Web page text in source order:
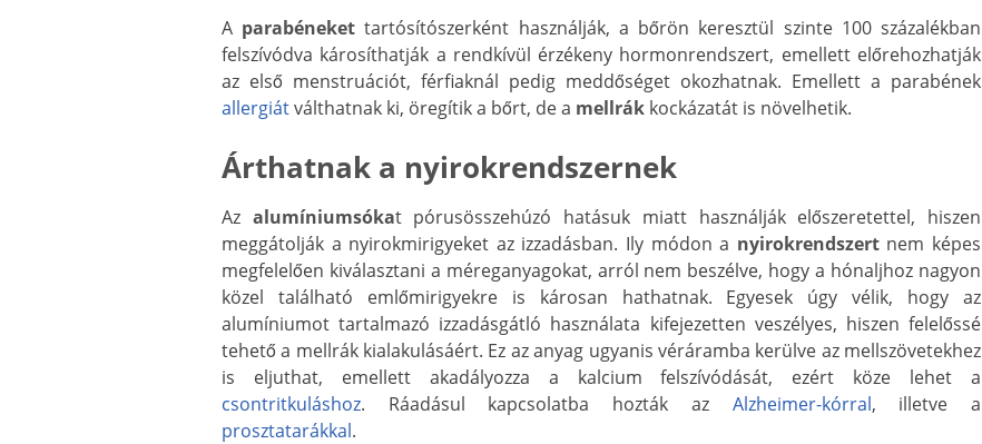
A parabéneket tartósítószerként használják, a bőrön keresztül szinte 100 százalékban
felszívódva károsíthatják a rendkívül érzékeny hormonrendszert, emellett előrehozhatják
az első menstruációt, férfiaknál pedig meddőséget okozhatnak. Emellett a parabének
allergiátválthatnak ki, öregítik a bőrt, de a mellrák kockázatát is növelhetik.
Árthatnak a nyirokrendszernek
Az alumíniumsókat pórusösszehúzó hatásuk miatt használják előszeretettel, hiszen
meggátolják a nyirokmirigyeket az izzadásban. Ily módon a nyirokrendszertnem képes
megfelelően kiválasztani a méreganyagokat, arról nem beszélve, hogy a hónaljhoz nagyon
közel található emlőmirigyekre is károsan hathatnak. Egyesek úgy vélik, hogy az
alumíniumot tartalmazó izzadásgátló használata kifejezetten veszélyes, hiszen felelőssé
tehető a mellrák kialakulásáért. Ez az anyag ugyanis véráramba kerülve az mellszövetekhez
is eljuthat, emellett akadályozza a kalcium felszívódását, ezért köze lehet a
csontritkuláshoz. Ráadásul kapcsolatba hozták az Alzheimer-kórral, illetve a
prosztatarákkal.